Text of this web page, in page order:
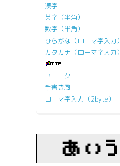
漢字
英字（半角）
数字（半角）
ひらがな（ローマ字入力）
カタカナ（ローマ字入力）
ユニーク
手書き風
ローマ字入力（2byte）